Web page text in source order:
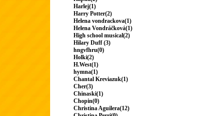
Harlej(1)
Harry Potter(2)
Helena vondrackova(1)
Helena Vondráčková(1)
High school musical(2)
Hilary Duff (3)
hngvfhru(0)
Holki(2)
H.West(1)
hymna(1)
Chantal Kreviazuk(1)
Cher(3)
Chinaski(1)
Chopin(0)
Christina Aguilera(12)